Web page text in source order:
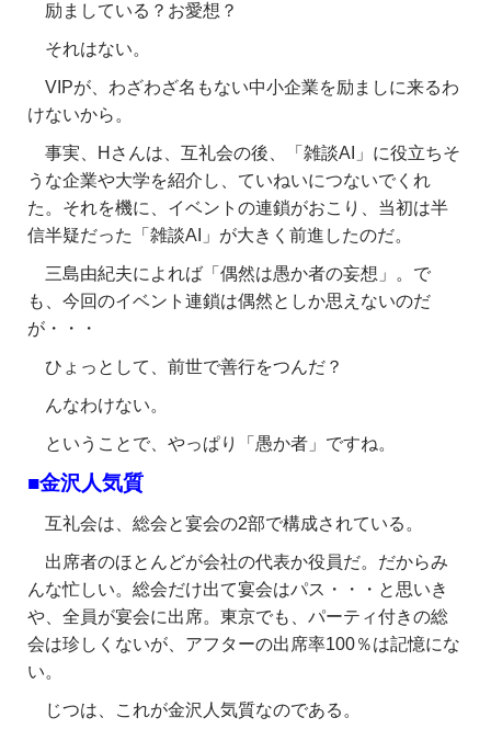
励ましている？お愛想？
それはない。
VIPが、わざわざ名もない中小企業を励ましに来るわ
けないから。
事実、Hさんは、互礼会の後、「雑談AI」に役立ちそ
うな企業や大学を紹介し、ていねいにつないでくれ
た。それを機に、イベントの連鎖がおこり、当初は半
信半疑だった「雑談AI」が大きく前進したのだ。
三島由紀夫によれば「偶然は愚か者の妄想」。で
も、今回のイベント連鎖は偶然としか思えないのだ
が・・・
ひょっとして、前世で善行をつんだ？
んなわけない。
ということで、やっぱり「愚か者」ですね。
■金沢人気質
互礼会は、総会と宴会の2部で構成されている。
出席者のほとんどが会社の代表か役員だ。だからみ
んな忙しい。総会だけ出て宴会はパス・・・と思いき
や、全員が宴会に出席。東京でも、パーティ付きの総
会は珍しくないが、アフターの出席率100％は記憶にな
い。
じつは、これが金沢人気質なのである。